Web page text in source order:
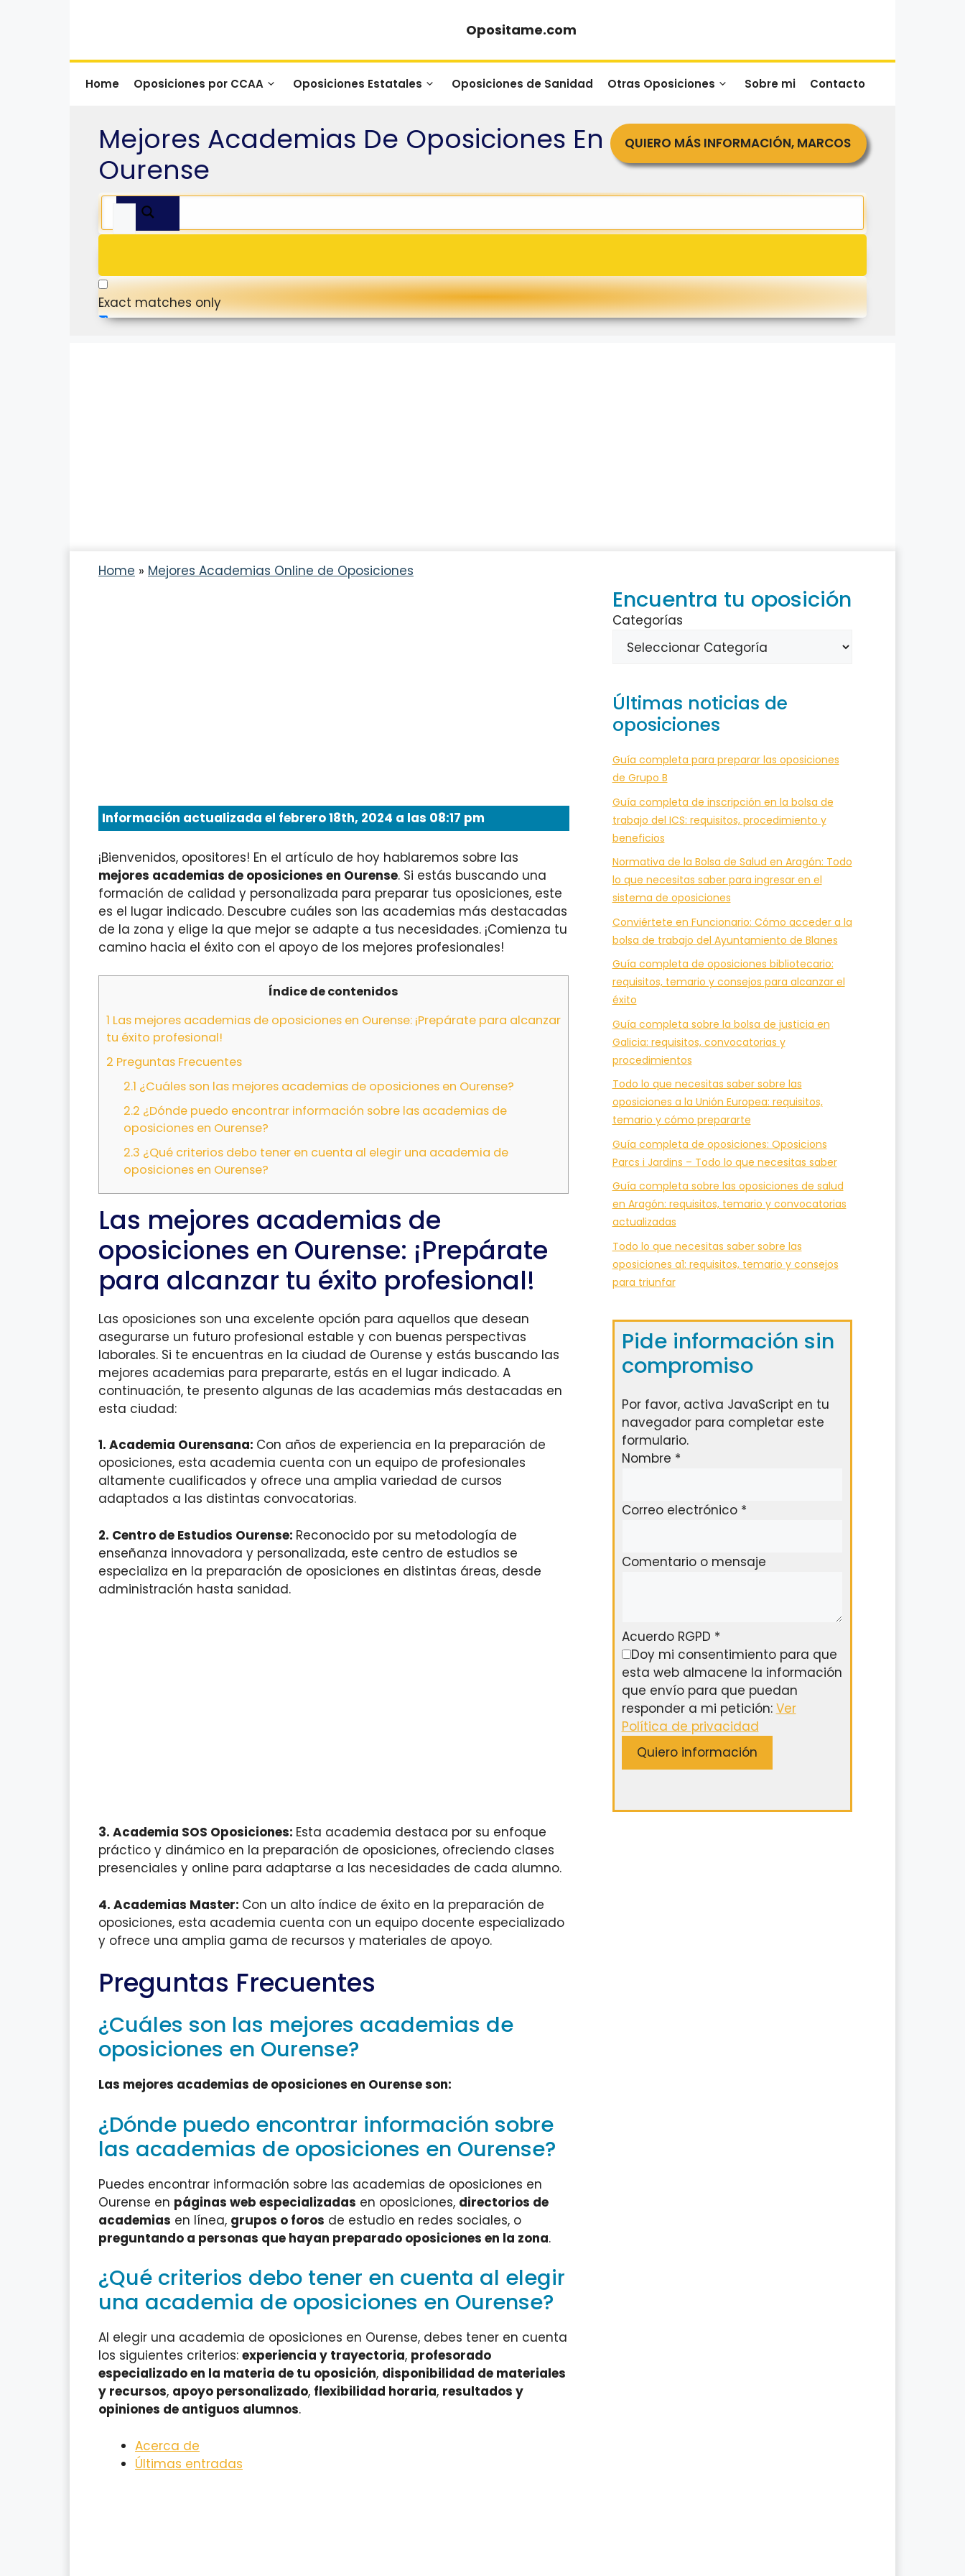
Opositame.com
Home Oposiciones por CCAA Oposiciones Estatales Oposiciones de Sanidad Otras Oposiciones Sobre mi Contacto
Mejores Academias De Oposiciones En
Ourense
QUIERO MÁS INFORMACIÓN, MARCOS
Exact matches only
Home » Mejores Academias Online de Oposiciones
Información actualizada el febrero 18th, 2024 a las 08:17 pm
¡Bienvenidos, opositores! En el artículo de hoy hablaremos sobre las
mejores academias de oposiciones en Ourense. Si estás buscando una
formación de calidad y personalizada para preparar tus oposiciones, este
es el lugar indicado. Descubre cuáles son las academias más destacadas
de la zona y elige la que mejor se adapte a tus necesidades. ¡Comienza tu
camino hacia el éxito con el apoyo de los mejores profesionales!
Índice de contenidos
1 Las mejores academias de oposiciones en Ourense: ¡Prepárate para alcanzar
tu éxito profesional!
2 Preguntas Frecuentes
2.1 ¿Cuáles son las mejores academias de oposiciones en Ourense?
2.2 ¿Dónde puedo encontrar información sobre las academias de
oposiciones en Ourense?
2.3 ¿Qué criterios debo tener en cuenta al elegir una academia de
oposiciones en Ourense?
Las mejores academias de
oposiciones en Ourense: ¡Prepárate
para alcanzar tu éxito profesional!
Las oposiciones son una excelente opción para aquellos que desean
asegurarse un futuro profesional estable y con buenas perspectivas
laborales. Si te encuentras en la ciudad de Ourense y estás buscando las
mejores academias para prepararte, estás en el lugar indicado. A
continuación, te presento algunas de las academias más destacadas en
esta ciudad:
1. Academia Ourensana: Con años de experiencia en la preparación de
oposiciones, esta academia cuenta con un equipo de profesionales
altamente cualificados y ofrece una amplia variedad de cursos
adaptados a las distintas convocatorias.
2. Centro de Estudios Ourense: Reconocido por su metodología de
enseñanza innovadora y personalizada, este centro de estudios se
especializa en la preparación de oposiciones en distintas áreas, desde
administración hasta sanidad.
3. Academia SOS Oposiciones: Esta academia destaca por su enfoque
práctico y dinámico en la preparación de oposiciones, ofreciendo clases
presenciales y online para adaptarse a las necesidades de cada alumno.
4. Academias Master: Con un alto índice de éxito en la preparación de
oposiciones, esta academia cuenta con un equipo docente especializado
y ofrece una amplia gama de recursos y materiales de apoyo.
Preguntas Frecuentes
¿Cuáles son las mejores academias de
oposiciones en Ourense?
Las mejores academias de oposiciones en Ourense son:
¿Dónde puedo encontrar información sobre
las academias de oposiciones en Ourense?
Puedes encontrar información sobre las academias de oposiciones en
Ourense en páginas web especializadas en oposiciones, directorios de
academias en línea, grupos o foros de estudio en redes sociales, o
preguntando a personas que hayan preparado oposiciones en la zona.
¿Qué criterios debo tener en cuenta al elegir
una academia de oposiciones en Ourense?
Al elegir una academia de oposiciones en Ourense, debes tener en cuenta
los siguientes criterios: experiencia y trayectoria, profesorado
especializado en la materia de tu oposición, disponibilidad de materiales
y recursos, apoyo personalizado, flexibilidad horaria, resultados y
opiniones de antiguos alumnos.
Acerca de
Últimas entradas
Encuentra tu oposición
Categorías
Últimas noticias de
oposiciones
Guía completa para preparar las oposiciones
de Grupo B
Guía completa de inscripción en la bolsa de
trabajo del ICS: requisitos, procedimiento y
beneficios
Normativa de la Bolsa de Salud en Aragón: Todo
lo que necesitas saber para ingresar en el
sistema de oposiciones
Conviértete en Funcionario: Cómo acceder a la
bolsa de trabajo del Ayuntamiento de Blanes
Guía completa de oposiciones bibliotecario:
requisitos, temario y consejos para alcanzar el
éxito
Guía completa sobre la bolsa de justicia en
Galicia: requisitos, convocatorias y
procedimientos
Todo lo que necesitas saber sobre las
oposiciones a la Unión Europea: requisitos,
temario y cómo prepararte
Guía completa de oposiciones: Oposicions
Parcs i Jardins – Todo lo que necesitas saber
Guía completa sobre las oposiciones de salud
en Aragón: requisitos, temario y convocatorias
actualizadas
Todo lo que necesitas saber sobre las
oposiciones a1: requisitos, temario y consejos
para triunfar
Pide información sin
compromiso
Por favor, activa JavaScript en tu
navegador para completar este
formulario.
Nombre *
Correo electrónico *
Comentario o mensaje
Acuerdo RGPD *
Doy mi consentimiento para que
esta web almacene la información
que envío para que puedan
responder a mi petición: Ver
Política de privacidad
Quiero información